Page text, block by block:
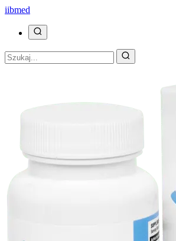
iibmed